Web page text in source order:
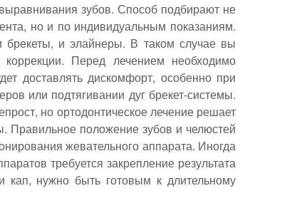
зубов. Способ подбирают не
но и по индивидуальным показаниям.
брекеты, и элайнеры. В таком случае вы
Перед лечением необходимо
доставлять дискомфорт, особенно при
или подтягивании дуг брекет-системы.
но ортодонтическое лечение решает
Правильное положение зубов и челюстей
жевательного аппарата. Иногда
требуется закрепление результата
нужно быть готовым к длительному